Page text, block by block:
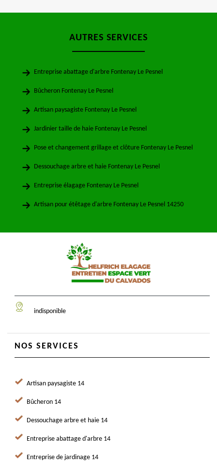
AUTRES SERVICES
Entreprise abattage d'arbre Fontenay Le Pesnel
Bûcheron Fontenay Le Pesnel
Artisan paysagiste Fontenay Le Pesnel
Jardinier taille de haie Fontenay Le Pesnel
Pose et changement grillage et clôture Fontenay Le Pesnel
Dessouchage arbre et haie Fontenay Le Pesnel
Entreprise élagage Fontenay Le Pesnel
Artisan pour étêtage d'arbre Fontenay Le Pesnel 14250
indisponible
NOS SERVICES
Artisan paysagiste 14
Bûcheron 14
Dessouchage arbre et haie 14
Entreprise abattage d'arbre 14
Entreprise de jardinage 14